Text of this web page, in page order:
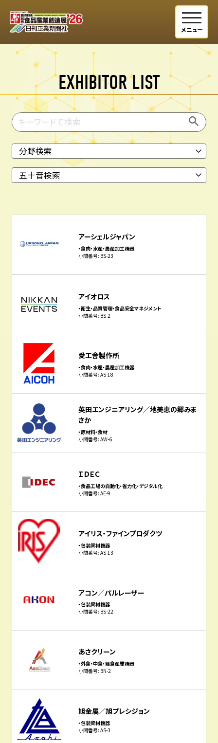
EXHIBITOR LIST
アーシェルジャパン
・食肉・水産・農産加工機器
小間番号: BS-23
アイオロス
・衛生・品質管理・食品安全マネジメント
小間番号: BS-2
愛工舎製作所
・食肉・水産・農産加工機器
小間番号: AS-18
英田エンジニアリング／地美恵の郷みま
さか
・原材料・食材
小間番号: AW-6
ＩＤＥＣ
・食品工場の自動化・省力化・デジタル化
小間番号: AE-9
アイリス・ファインプロダクツ
・包装資材機器
小間番号: AS-13
アコン／パルレーザー
・包装資材機器
小間番号: BS-22
あさクリーン
・外食・中食・給食産業機器
小間番号: BN-2
旭金属／旭プレシジョン
・包装資材機器
小間番号: AS-3